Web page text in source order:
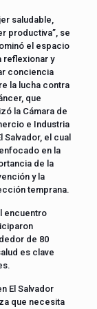
saludable,
productiva”, se
el espacio
reflexionar y
conciencia
la lucha contra
que
la Cámara de
e Industria
Salvador, el cual
en la
de la
y la
temprana.
encuentro
de 80
es clave
El Salvador
que necesita